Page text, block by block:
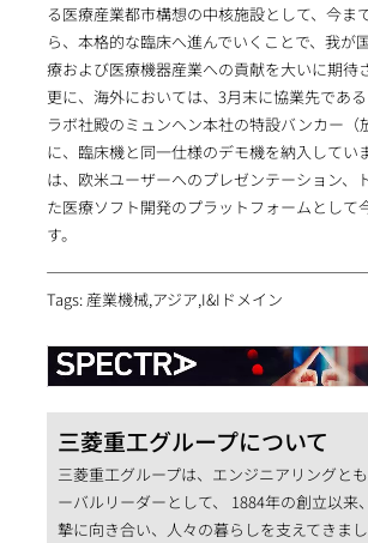
る医療産業都市構想の中核施設として、今ま
ら、本格的な臨床へ進んでいくことで、我が
療および医療機器産業への貢献を大いに期待
更に、海外においては、3月末に協業先であ
ラボ社殿のミュンヘン本社の特設バンカー（
に、臨床機と同一仕様のデモ機を納入してい
は、欧米ユーザーへのプレゼンテーション、
た医療ソフト開発のプラットフォームとして
す。
Tags: 産業機械,アジア,I&Iドメイン
三菱重工グループについて
三菱重工グループは、エンジニアリングと
ーバルリーダーとして、 1884年の創立以来
摯に向き合い、人々の暮らしを支えてきまし